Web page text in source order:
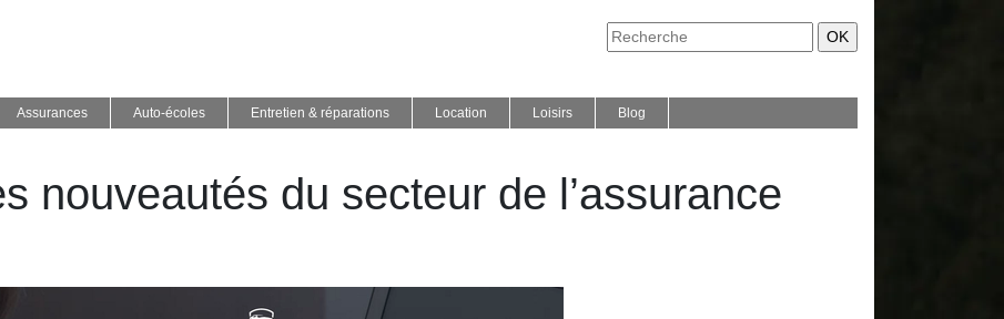
Assurances Auto-écoles Entretien & réparations Location Loisirs Blog
nouveautés du secteur de l’assurance